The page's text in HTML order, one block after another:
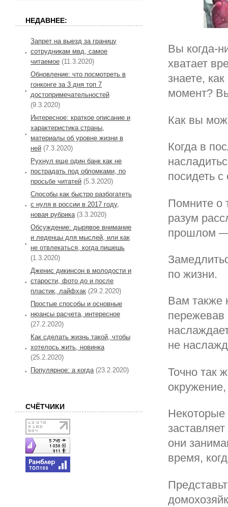
Вы когда-
хватает
знаете,
момент?
Как вы
Когда в
посидеть с
Помните о
разум
прошлом —
по жизни.
Вам также
пережевав
не
Точно так
они
время,
НЕДАВНЕЕ:
Запрет на выезд за границу
сотрудникам мвд, самое
читаемое (11.3.2020)
Обновление: что посмотреть в
гонконге за 3 дня топ 7
достопримечательностей
(9.3.2020)
Интересное: краткое описание и
характеристика страны,
материалы об уровне жизни в
ней (7.3.2020)
Рухнул еще один банк как не
пострадать под обломками, по
просьбе читатей (5.3.2020)
Способы как быстро разбогатеть
с нуля в россии в 2017 году,
новая рубрика (3.3.2020)
Обсуждение: дырявое внимание
и леденцы для мыслей, или как
не отвлекаться, когда пишешь
(1.3.2020)
Дженис дикинсон в молодости и
старости, фото до и после
пластик, лайфхак (29.2.2020)
Простые способы и основные
нюансы расчета, интересное
(27.2.2020)
Как сделать жизнь такой, чтобы
хотелось жить, новинка
(25.2.2020)
Популярное: а когда (23.2.2020)
СЧЁТЧИКИ